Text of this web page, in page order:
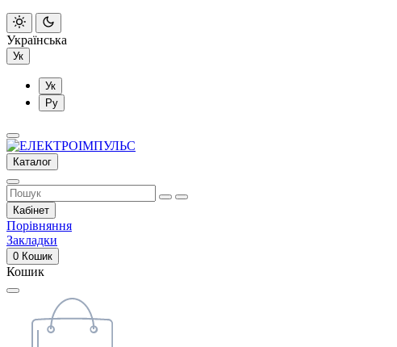
Українська
Ук
Ук
Ру
Каталог
Кабінет
Порівняння
Закладки
0 Кошик
Кошик